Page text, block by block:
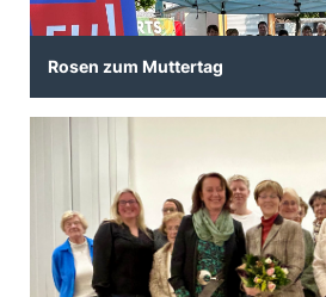
Rosen zum Muttertag